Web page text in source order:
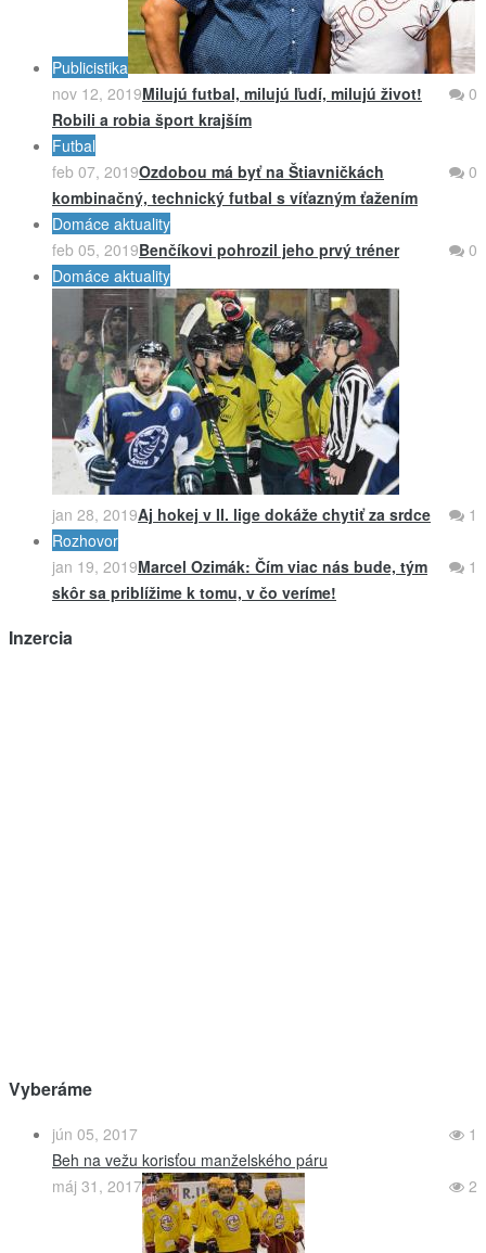
Publicistika
nov 12, 2019
0
Milujú futbal, milujú ľudí, milujú život!
Robili a robia šport krajším
Futbal
feb 07, 2019
0
Ozdobou má byť na Štiavničkách
kombinačný, technický futbal s víťazným ťažením
Domáce aktuality
feb 05, 2019
0
Benčíkovi pohrozil jeho prvý tréner
Domáce aktuality
jan 28, 2019 1
Aj hokej v II. lige dokáže chytiť za srdce
Rozhovor
jan 19, 2019
1
Marcel Ozimák: Čím viac nás bude, tým
skôr sa priblížime k tomu, v čo veríme!
Inzercia
Vyberáme
jún 05, 2017
1
Beh na vežu korisťou manželského páru
máj 31, 2017
2